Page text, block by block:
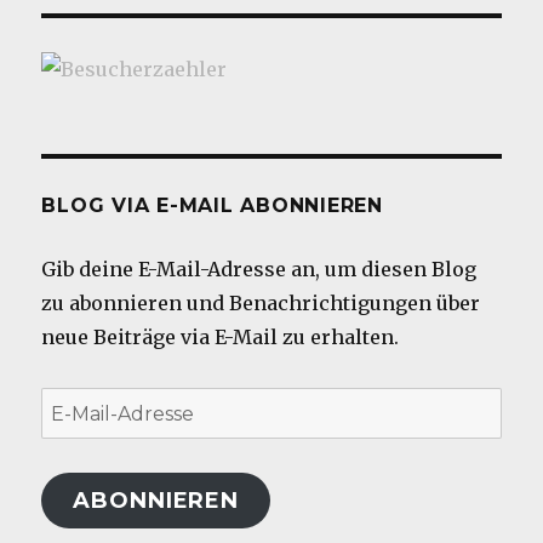
BLOG VIA E-MAIL ABONNIEREN
Gib deine E-Mail-Adresse an, um diesen Blog
zu abonnieren und Benachrichtigungen über
neue Beiträge via E-Mail zu erhalten.
E-
Mail-
Adresse
ABONNIEREN